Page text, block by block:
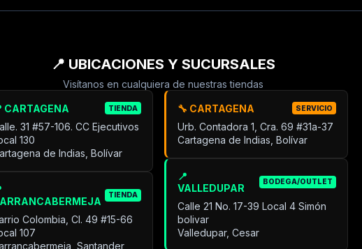
📍 UBICACIONES Y SUCURSALES
Visítanos en cualquiera de nuestras tiendas
CARTAGENA TIENDA
31 #57-106. CC Ejecutivos
130
de Indias, Bolívar
TIENDA
Colombia, Cl. 49 #15-66
107
Santander
🔧 CARTAGENA SERVICIO
Urb. Contadora 1, Cra. 69 #31a-37
Cartagena de Indias, Bolívar
📍
VALLEDUPAR
BODEGA/OUTLET
Calle 21 No. 17-39 Local 4 Simón
bolivar
Valledupar, Cesar